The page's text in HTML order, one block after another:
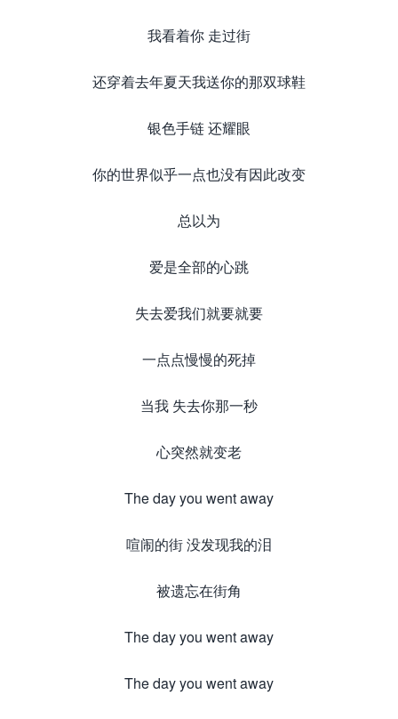
我看着你 走过街
还穿着去年夏天我送你的那双球鞋
银色手链 还耀眼
你的世界似乎一点也没有因此改变
总以为
爱是全部的心跳
失去爱我们就要就要
一点点慢慢的死掉
当我 失去你那一秒
心突然就变老
The day you went away
喧闹的街 没发现我的泪
被遗忘在街角
The day you went away
The day you went away